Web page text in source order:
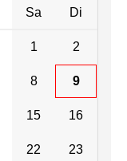
Sa Di
1 2
8 9
15 16
22 23